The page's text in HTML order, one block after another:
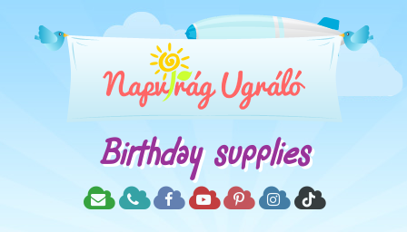
Birthday supplies